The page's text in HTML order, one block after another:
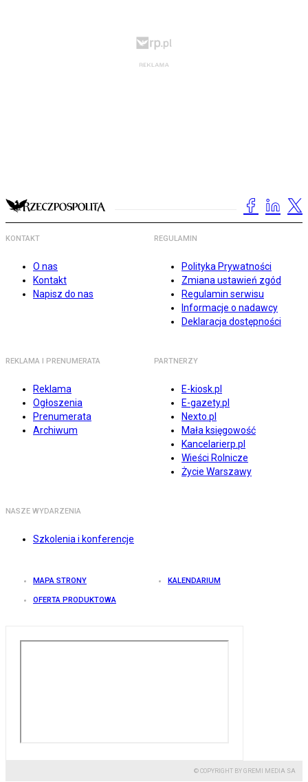
KONTAKT
O nas
Kontakt
Napisz do nas
REGULAMIN
Polityka Prywatności
Zmiana ustawień zgód
Regulamin serwisu
Informacje o nadawcy
Deklaracja dostępności
REKLAMA I PRENUMERATA
Reklama
Ogłoszenia
Prenumerata
Archiwum
PARTNERZY
E-kiosk.pl
E-gazety.pl
Nexto.pl
Mała księgowość
Kancelarierp.pl
Wieści Rolnicze
Życie Warszawy
NASZE WYDARZENIA
Szkolenia i konferencje
MAPA STRONY KALENDARIUM
OFERTA PRODUKTOWA
© COPYRIGHT BY GREMI MEDIA SA